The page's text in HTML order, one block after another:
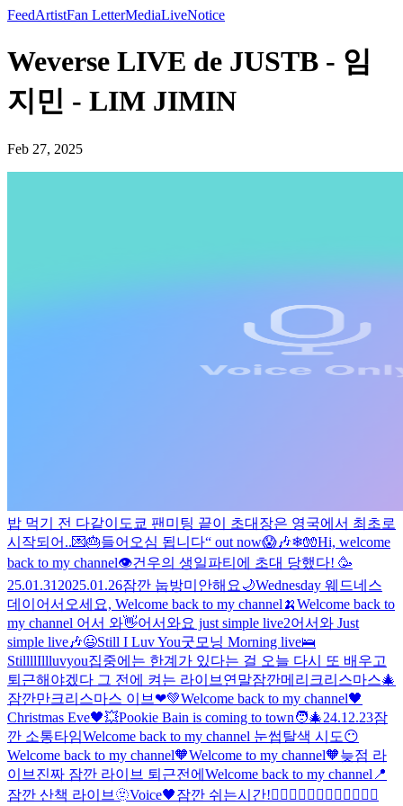
FeedArtistFan LetterMediaLiveNotice
Weverse LIVE de JUSTB - 임
지민 - LIM JIMIN
Feb 27, 2025
밥 먹기 전 다같이 도쿄 팬미팅 끝이 초대장은 영국에서 최초로
시작되어..💌🎂들어오심 됩니다“ out now😱🎶❄🧤Hi, welcome
back to my channel👁️건우의 생일파티에 초대 당했다! 🥳
25.01.31 2025.01.26잠깐 눕방미안해요 🌙Wednesday 웨드네스
데이 어서오세요, Welcome back to my channel🍌Welcome back to
my channel 어서 와👋어서와요 just simple live2어서와 Just
simple live🎶😃Still I Luv You굿모닝 Morning live🛌
StillllIllluvyou집중에는 한계가 있다는 걸 오늘 다시 또 배우고
퇴근해야겠다 그 전에 켜는 라이브 연말잠깐메리크리스마스🎄
잠깐만크리스마스 이브❤💚Welcome back to my channel🖤
Christmas Eve🖤💥Pookie Bain is coming to town🧑‍🎄24.12.23잠
깐 소통타임Welcome back to my channel 눈썹탈색 시도😶
Welcome back to my channel🧡Welcome to my channel🧡늦점 라
이브 진짜 잠깐 라이브 퇴근전에 Welcome back to my channel📍
잠깐 산책 라이브 🫥Voice🖤잠깐 쉬는시간!🧙‍♂️🧙‍♂️🧙‍♂️🧙‍♂️🧙‍♂️🧙‍♂️